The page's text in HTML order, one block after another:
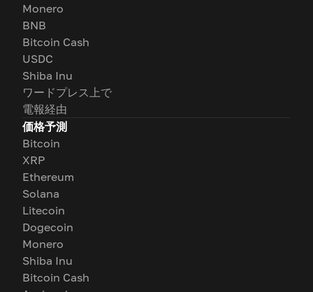
Monero
BNB
Bitcoin Cash
USDC
Shiba Inu
ワードプレス上で
電報経由
価格予測
Bitcoin
XRP
Ethereum
Solana
Litecoin
Dogecoin
Monero
Shiba Inu
Bitcoin Cash